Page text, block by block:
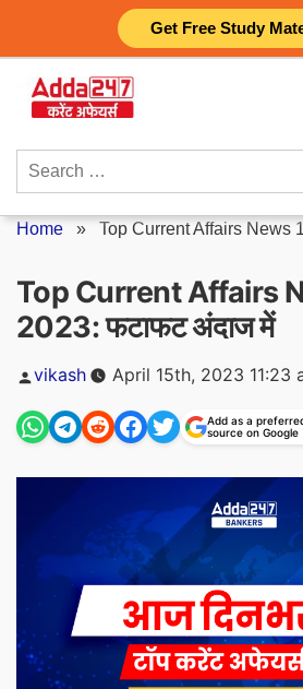
Get Free Study
content
Search
Home » Top Current Affairs News
Top Current Affairs
2023: फटाफट अंदाज में
Posted
vikash April 15th, 2023 11:23
Add as a
source on Google